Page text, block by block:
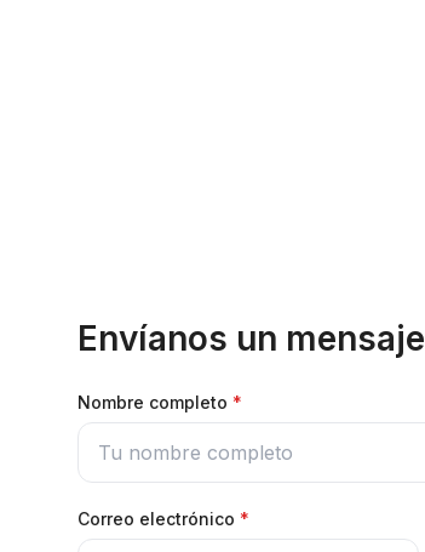
Envíanos un mensaje
Nombre completo *
Correo electrónico *